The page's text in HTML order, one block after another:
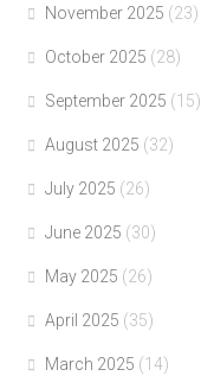
November 2025 (23)
October 2025 (28)
September 2025 (15)
August 2025 (32)
July 2025 (26)
June 2025 (30)
May 2025 (26)
April 2025 (35)
March 2025 (14)